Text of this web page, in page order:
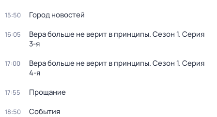
15:50 Город новостей
16:05 Вера больше не верит в принципы. Сезон 1. Серия
3-я
17:00 Вера больше не верит в принципы. Сезон 1. Серия
4-я
17:55 Прощание
18:50 События